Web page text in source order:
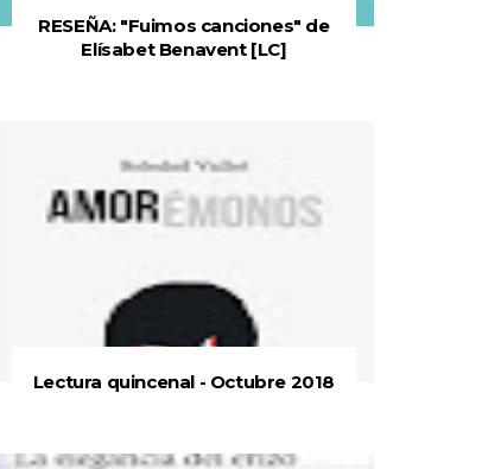
RESEÑA: "Fuimos canciones" de
Elísabet Benavent [LC]
Lectura quincenal - Octubre 2018